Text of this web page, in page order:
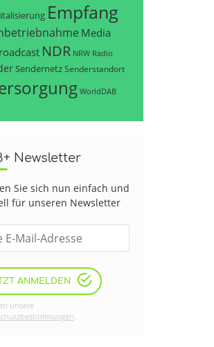
Empfang
Media
NDR NRW Radio
SendernetzSenderstandort
WorldDAB
Newsletter
Sie sich nun einfach und
für unseren Newsletter
ANMELDEN
unsere